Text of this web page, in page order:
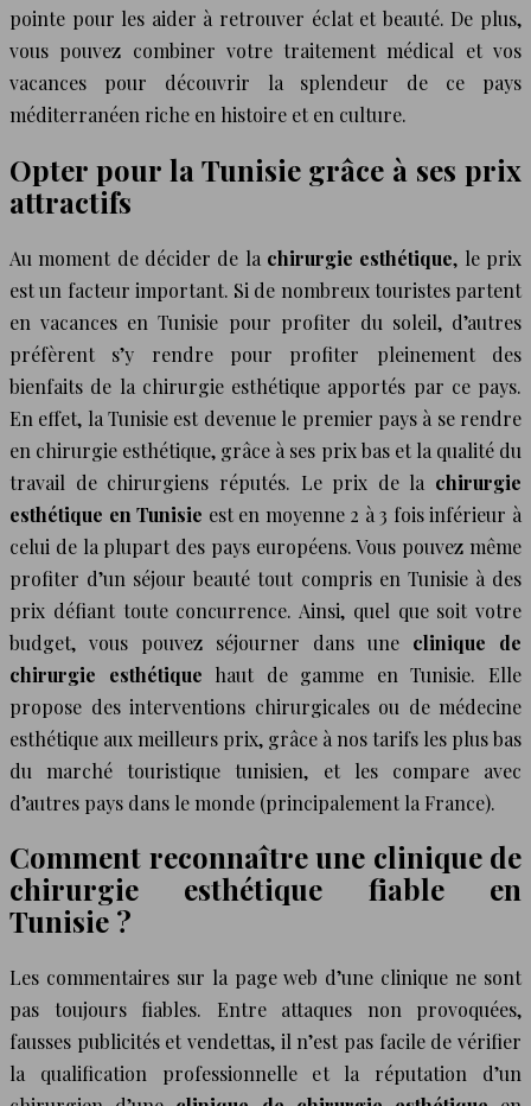
pointe pour les aider à retrouver éclat et beauté. De plus,
vous pouvez combiner votre traitement médical et vos
vacances pour découvrir la splendeur de ce pays
méditerranéen riche en histoire et en culture.
Opter pour la Tunisie grâce à ses prix
attractifs
Au moment de décider de la chirurgie esthétique, le prix
est un facteur important. Si de nombreux touristes partent
en vacances en Tunisie pour profiter du soleil, d’autres
préfèrent s’y rendre pour profiter pleinement des
bienfaits de la chirurgie esthétique apportés par ce pays.
En effet, la Tunisie est devenue le premier pays à se rendre
en chirurgie esthétique, grâce à ses prix bas et la qualité du
travail de chirurgiens réputés. Le prix de la chirurgie
esthétique en Tunisie est en moyenne 2 à 3 fois inférieur à
celui de la plupart des pays européens. Vous pouvez même
profiter d’un séjour beauté tout compris en Tunisie à des
prix défiant toute concurrence. Ainsi, quel que soit votre
budget, vous pouvez séjourner dans une clinique de
chirurgie esthétique haut de gamme en Tunisie. Elle
propose des interventions chirurgicales ou de médecine
esthétique aux meilleurs prix, grâce à nos tarifs les plus bas
du marché touristique tunisien, et les compare avec
d’autres pays dans le monde (principalement la France).
Comment reconnaître une clinique de
chirurgie esthétique fiable en
Tunisie ?
Les commentaires sur la page web d’une clinique ne sont
pas toujours fiables. Entre attaques non provoquées,
fausses publicités et vendettas, il n’est pas facile de vérifier
la qualification professionnelle et la réputation d’un